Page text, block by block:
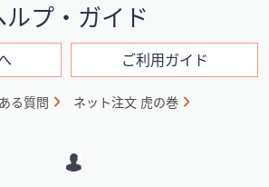
ルプ・ガイド
ご利用ガイド
る質問 ネット注文 虎の巻